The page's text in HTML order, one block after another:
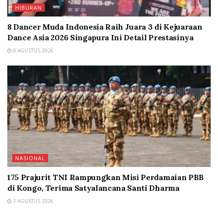
HIBURAN
8 Dancer Muda Indonesia Raih Juara 3 di Kejuaraan
Dance Asia 2026 Singapura Ini Detail Prestasinya
8 AGUSTUS 2026
NASIONAL
175 Prajurit TNI Rampungkan Misi Perdamaian PBB
di Kongo, Terima Satyalancana Santi Dharma
7 AGUSTUS 2026